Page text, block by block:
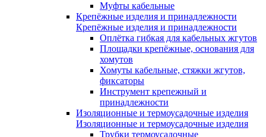
Муфты кабельные
Крепёжные изделия и принадлежности
Крепёжные изделия и принадлежности
Оплётка гибкая для кабельных жгутов
Площадки крепёжные, основания для
хомутов
Хомуты кабельные, стяжки жгутов,
фиксаторы
Инструмент крепежный и
принадлежности
Изоляционные и термоусадочные изделия
Изоляционные и термоусадочные изделия
Трубки термоусадочные